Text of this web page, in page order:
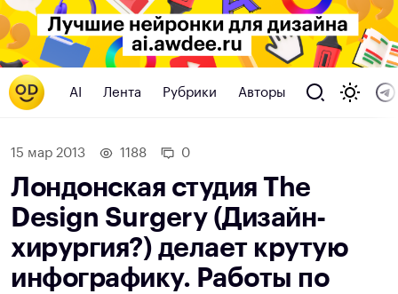
AI Лента Рубрики Авторы
15 мар 2013 1188 0
Лондонская студия The
Design Surgery (Дизайн-
хирургия?) делает крутую
инфографику. Работы по